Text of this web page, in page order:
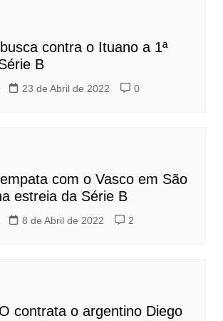
contra o Ituano a 1ª
B
23 de Abril de 2022 0
com o Vasco em São
estreia da Série B
8 de Abril de 2022 2
contrata o argentino Diego